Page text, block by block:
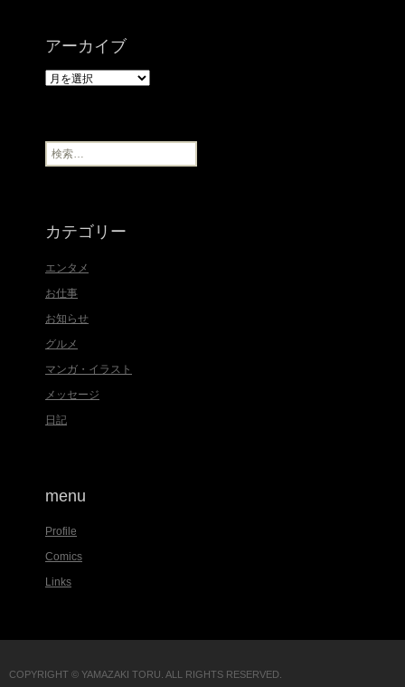
アーカイブ
ア
ブ
検
索
カテゴリー
エンタメ
お仕事
お知らせ
グルメ
マンガ・イラスト
メッセージ
日記
menu
Profile
Comics
Links
COPYRIGHT © YAMAZAKI TORU. ALL RIGHTS RESERVED.